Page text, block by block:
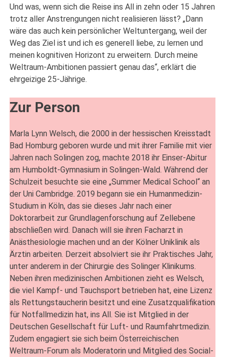
Und was, wenn sich die Reise ins All in zehn oder 15 Jahren
trotz aller Anstrengungen nicht realisieren lässt? „Dann
wäre das auch kein persönlicher Weltuntergang, weil der
Weg das Ziel ist und ich es generell liebe, zu lernen und
meinen kognitiven Horizont zu erweitern. Durch meine
Weltraum-Ambitionen passiert genau das“, erklärt die
ehrgeizige 25-Jährige.
Zur Person
Marla Lynn Welsch, die 2000 in der hessischen Kreisstadt
Bad Homburg geboren wurde und mit ihrer Familie mit vier
Jahren nach Solingen zog, machte 2018 ihr Einser-Abitur
am Humboldt-Gymnasium in Solingen-Wald. Während der
Schulzeit besuchte sie eine „Summer Medical School“ an
der Uni Cambridge. 2019 begann sie ein Humanmedizin-
Studium in Köln, das sie dieses Jahr nach einer
Doktorarbeit zur Grundlagenforschung auf Zellebene
abschließen wird. Danach will sie ihren Facharzt in
Anästhesiologie machen und an der Kölner Uniklinik als
Ärztin arbeiten. Derzeit absolviert sie ihr Praktisches Jahr,
unter anderem in der Chirurgie des Solinger Klinikums.
Neben ihren medizinischen Ambitionen zieht es Welsch,
die viel Kampf- und Tauchsport betrieben hat, eine Lizenz
als Rettungstaucherin besitzt und eine Zusatzqualifikation
für Notfallmedizin hat, ins All. Sie ist Mitglied in der
Deutschen Gesellschaft für Luft- und Raumfahrtmedizin.
Zudem engagiert sie sich beim Österreichischen
Weltraum-Forum als Moderatorin und Mitglied des Social-